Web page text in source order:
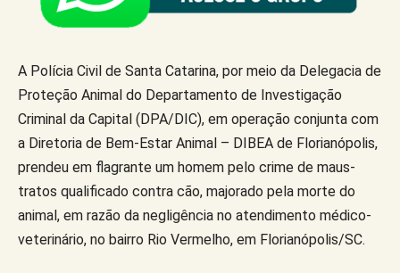
A Polícia Civil de Santa Catarina, por meio da Delegacia de
Proteção Animal do Departamento de Investigação
Criminal da Capital (DPA/DIC), em operação conjunta com
a Diretoria de Bem-Estar Animal – DIBEA de Florianópolis,
prendeu em flagrante um homem pelo crime de maus-
tratos qualificado contra cão, majorado pela morte do
animal, em razão da negligência no atendimento médico-
veterinário, no bairro Rio Vermelho, em Florianópolis/SC.